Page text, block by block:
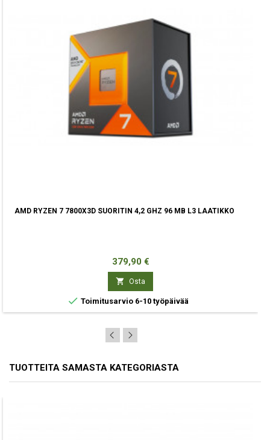
AMD RYZEN 7 7800X3D SUORITIN 4,2 GHZ 96 MB L3 LAATIKKO
Hinta
379,90 €
 Osta
 Toimitusarvio 6-10 työpäivää
TUOTTEITA SAMASTA KATEGORIASTA